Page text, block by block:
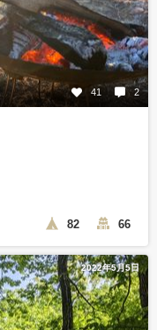
41 2
82 66
2022年5月5日